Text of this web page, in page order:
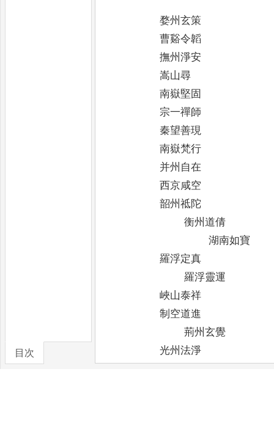
目次
婺州玄策
曹谿令韜
撫州淨安
嵩山尋
南嶽堅固
宗一禪師
秦望善現
南嶽梵行
并州自在
西京咸空
韶州祗陀
衡州道倩
湖南如寶
羅浮定真
羅浮靈運
峽山泰祥
制空道進
荊州玄覺
光州法淨